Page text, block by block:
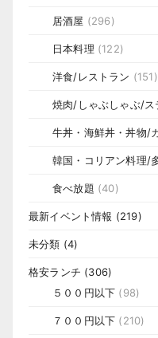
居酒屋 (296)
日本料理 (122)
洋食/レストラン (151)
焼肉/しゃぶしゃぶ/ス
牛丼・海鮮丼・丼物/
韓国・コリアン料理/
食べ放題 (40)
最新イベント情報 (219)
未分類 (4)
格安ランチ (306)
５００円以下 (98)
７００円以下 (210)